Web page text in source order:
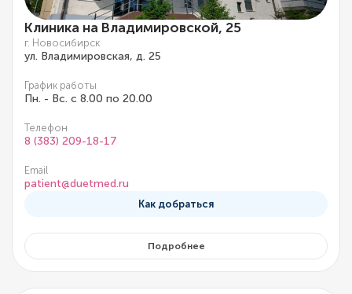
Клиника на Владимировской, 25
г. Новосибирск
ул. Владимировская, д. 25
График работы
Пн. - Вс. с 8.00 по 20.00
Телефон
8 (383) 209-18-17
Email
patient@duetmed.ru
Как добраться
Подробнее